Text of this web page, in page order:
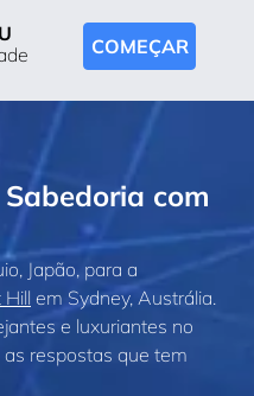
COMEÇAR
com
Japão, para a
em Sydney, Austrália.
e luxuriantes no
respostas que tem